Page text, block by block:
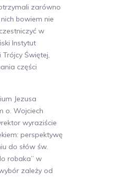
zarówno
bowiem nie
w
Instytut
Świętej,
części
Jezusa
o. Wojciech
wyraziście
perspektywę
do słów św.
robaka” w
zależy od